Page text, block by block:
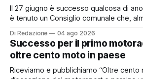
Il 27 giugno è successo qualcosa di
è tenuto un Consiglio comunale che,
pubblicamente comunicato ai cittadini
Pretorio. Un’anomalia che merita
comunale è, per sua natura,
Di Redazione 04 ago 2026
Successo per il primo
oltre cento moto in paese
Riceviamo e pubblichiamo “Oltre cento